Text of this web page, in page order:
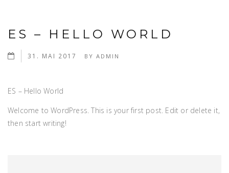
ES – HELLO WORLD
31. MAI 2017 BYADMIN
ES – Hello World
Welcome to WordPress. This is your first post. Edit or delete it,
then start writing!